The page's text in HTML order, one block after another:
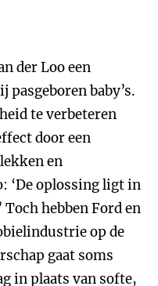
der Loo een
pasgeboren baby’s.
te verbeteren
door een
en
‘De oplossing ligt in
Toch hebben Ford en
op de
gaat soms
in plaats van softe,